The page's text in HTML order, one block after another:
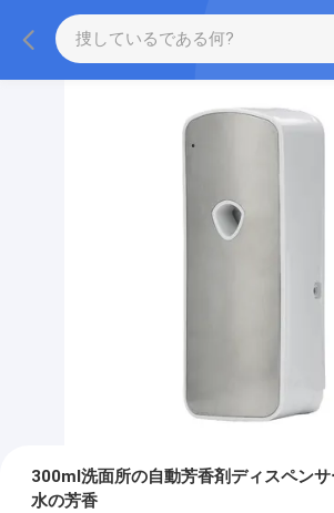
300ml洗面所の自動芳香剤ディスペン
水の芳香